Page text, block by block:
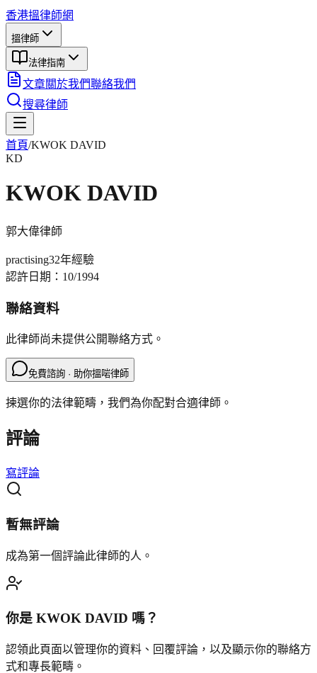
香港搵律師網
搵律師
法律指南
文章關於我們聯絡我們
搜尋律師
首頁/KWOK DAVID
KD
KWOK DAVID
郭大偉律師
practising32年經驗
認許日期： 10/1994
聯絡資料
此律師尚未提供公開聯絡方式。
免費諮詢 · 助你搵啱律師
揀選你的法律範疇，我們為你配對合適律師。
評論
寫評論
暫無評論
成為第一個評論此律師的人。
你是 KWOK DAVID 嗎？
認領此頁面以管理你的資料、回覆評論，以及顯示你的聯絡方
式和專長範疇。